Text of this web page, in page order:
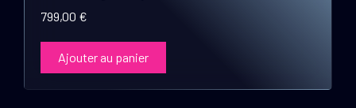
799,00 €
Ajouter au panier